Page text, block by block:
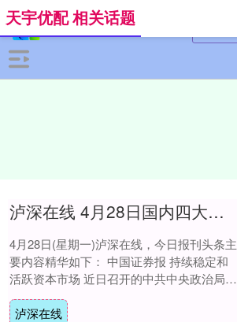
天宇优配 相关话题
泸深在线 4月28日国内四大证券报纸、重要财经媒体头版头条内容精华摘要
4月28日(星期一)泸深在线，今日报刊头条主
要内容精华如下： 中国证券报 持续稳定和
活跃资本市场 近日召开的中共中央政治局会
议提出，持续稳定和活跃资本市场。相比....
泸深在线